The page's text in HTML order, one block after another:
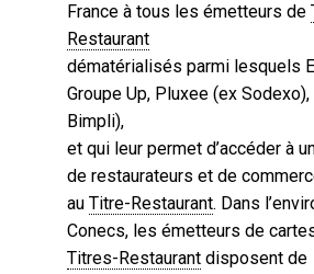
France à tous les émetteurs de
Restaurant
dématérialisés parmi lesquels
Groupe Up, Pluxee (ex
Bimpli),
et qui leur permet d’accéder à
de restaurateurs et de
au Titre-Restaurant. Dans
Conecs, les émetteurs de
Titres-Restaurantdisposent de